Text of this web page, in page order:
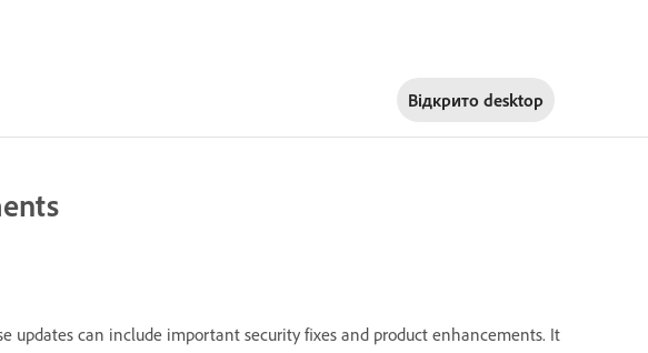
Відкрито desktop
updates can include important security fixes and product enhancements. It